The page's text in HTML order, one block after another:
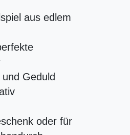
aus edlem
Geduld
oder für